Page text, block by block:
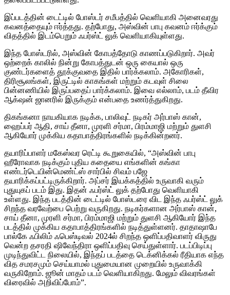
இப்படத்தின் டைட்டில் போஸ்டர் சமீபத்தில் வெளியாகி அனைவரது
கவனத்தையும் ஈர்த்தது. தற்போது, அஸ்வின் பாபு கவனம் ஈர்க்கும்
விதத்தில் இடம்பெறும் ஃபர்ஸ்ட் லுக் வெளியாகியுள்ளது.
இந்த போஸ்டரில், அஸ்வின் கோபத்தோடு காணப்படுகிறார். அவர்
ஒற்றைக் காலில் நின்று கோபத்துடன் ஒரு கையால் ஒரு
குண்டர்களைத் தூக்குவதை இதில் பார்க்கலாம். அகோரிகள்,
திரிசூலங்கள், இருட்டில் காகங்கள் மற்றும் கடவுள் சிலை
பின்னணியில் இருப்பதைப் பார்க்கலாம். இவை எல்லாம், படம் தீவிர
ஆக்‌ஷன் ஜானரில் இருக்கும் என்பதை உணர்த்துகிறது.
திகங்கனா நாயகியாக நடிக்க, பாலிவுட் நடிகர் அர்பாஸ் கான்,
ஹைப்பர் ஆதி, சாய் தீனா, முரளி சர்மா, பிரம்மாஜி மற்றும் துளசி
ஆகியோர் முக்கிய கதாபாத்திரங்களில் நடிக்கின்றனர்.
தயாரிப்பாளர் மகேஸ்வர ரெட்டி கூறுகையில், “அஸ்வின் பாபு
ஹீரோவாக நடிக்கும் புதிய கதையை எங்களின் கங்கா
எண்டர்டெயின்மெண்ட்ஸ் சார்பில் சிவம் பஜே
தயாரிக்கப்பட்டிருக்கிறார். அப்சர் இயக்கத்தில் உருவாகி வரும்
புதுயுகப் படம் இது. இதன் ஃபர்ஸ்ட் லுக் தற்போது வெளியாகி
உள்ளது. இந்த படத்தின் டைட்டில் போஸ்டரை விட இந்த ஃபர்ஸ்ட் லுக்
சிறந்த வரவேற்பை பெற்று வருகிறது. நடிகர்களான அர்பாஸ் கான்,
சாய் தீனா, முரளி சர்மா, பிரம்மாஜி மற்றும் துளசி ஆகியோர் இந்த
படத்தில் முக்கிய கதாபாத்திரங்களில் நடித்துள்ளனர். தாதாஷாபே
பால்கே ஃபிலிம் ஃபெஸ்டிவல் 2024ல் சிறந்த ஒளிப்பதிவாளர் விருது
வென்ற தசரதி ஷிவேந்திரா ஒளிப்பதிவு செய்துள்ளார். படப்பிடிப்பு
முடிந்துவிட்ட நிலையில், இந்தப் படத்தை டெக்னிக்கல் ரீதியாக எந்த
வித சமரசமும் செய்யாமல் புதுமையான முறையில் உருவாக்கி
வருகிறோம். ஜூன் மாதம் படம் வெளியாகிறது. மேலும் விவரங்கள்
விரைவில் அறிவிப்போம்”.